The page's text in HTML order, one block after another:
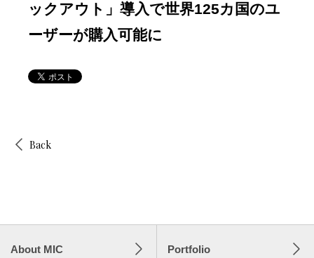
ックアウト」導入で世界125カ国のユ
ーザーが購入可能に
Back
About MIC Portfolio